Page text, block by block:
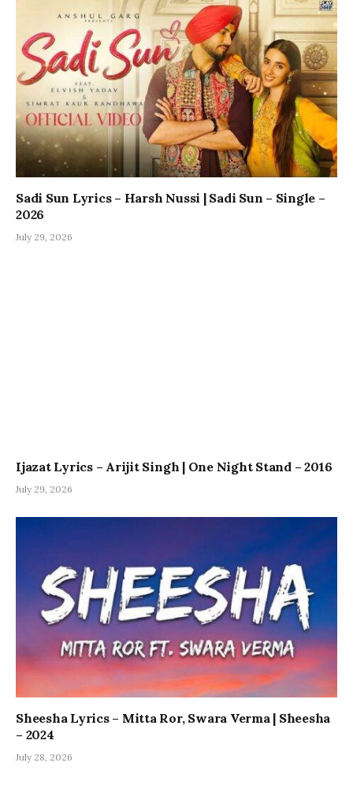
Sadi Sun Lyrics – Harsh Nussi | Sadi Sun – Single –
2026
July 29, 2026
Ijazat Lyrics – Arijit Singh | One Night Stand – 2016
July 29, 2026
Sheesha Lyrics – Mitta Ror, Swara Verma | Sheesha
– 2024
July 28, 2026